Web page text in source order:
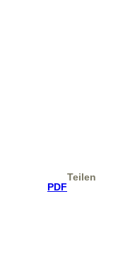
PDF
Teilen